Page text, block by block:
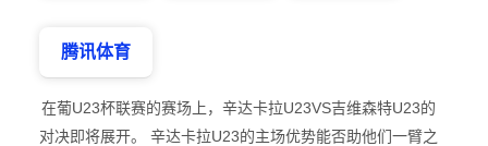
腾讯体育
在葡U23杯联赛的赛场上，辛达卡拉U23VS吉维森特U23的
对决即将展开。 辛达卡拉U23的主场优势能否助他们一臂之